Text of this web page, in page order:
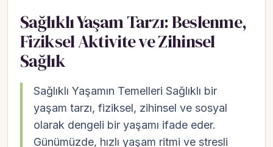
Sağlıklı Yaşam Tarzı: Beslenme,
Fiziksel Aktivite ve Zihinsel
Sağlık
Sağlıklı Yaşamın Temelleri Sağlıklı bir
yaşam tarzı, fiziksel, zihinsel ve sosyal
olarak dengeli bir yaşamı ifade eder.
Günümüzde, hızlı yaşam ritmi ve stresli